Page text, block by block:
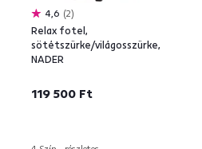
4,6 2
Relax fotel,
sötétszürke/világosszürke,
NADER
119 500 Ft